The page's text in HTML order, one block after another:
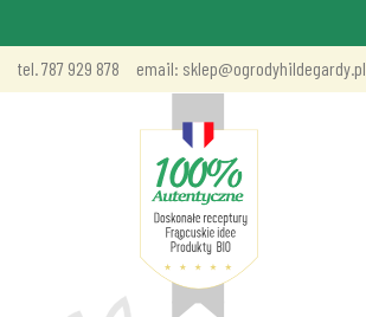
tel. 787 929 878
email: sklep@ogrodyhildegardy.pl